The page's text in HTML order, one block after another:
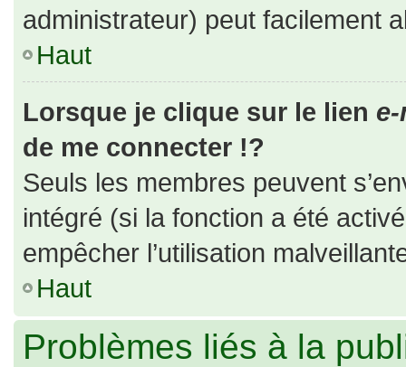
administrateur) peut facilement
Haut
Lorsque je clique sur le lien
de me connecter !?
Seuls les membres peuvent
intégré (si la fonction a été
empêcher l’utilisation
Haut
Problèmes liés à la